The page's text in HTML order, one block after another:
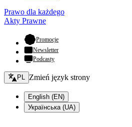
Prawo dla każdego
Akty Prawne
Promocje- otwiera się w nowej karcie
Newsletter
Podcasty
Zmień język - bieżący:
PL Zmień język strony
English (EN)
Українська (UA)